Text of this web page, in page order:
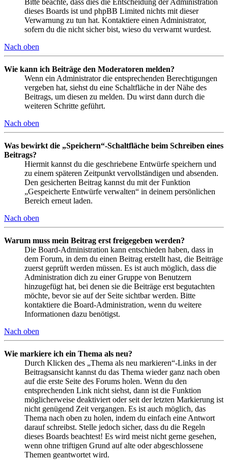
Bitte beachte, dass dies die Entscheidung der Administration
dieses Boards ist und phpBB Limited nichts mit dieser
Verwarnung zu tun hat. Kontaktiere einen Administrator,
sofern du die nicht sicher bist, wieso du verwarnt wurdest.
Nach oben
Wie kann ich Beiträge den Moderatoren melden?
Wenn ein Administrator die entsprechenden Berechtigungen
vergeben hat, siehst du eine Schaltfläche in der Nähe des
Beitrags, um diesen zu melden. Du wirst dann durch die
weiteren Schritte geführt.
Nach oben
Was bewirkt die „Speichern“-Schaltfläche beim Schreiben eines
Beitrags?
Hiermit kannst du die geschriebene Entwürfe speichern und
zu einem späteren Zeitpunkt vervollständigen und absenden.
Den gesicherten Beitrag kannst du mit der Funktion
„Gespeicherte Entwürfe verwalten“ in deinem persönlichen
Bereich erneut laden.
Nach oben
Warum muss mein Beitrag erst freigegeben werden?
Die Board-Administration kann entschieden haben, dass in
dem Forum, in dem du einen Beitrag erstellt hast, die Beiträge
zuerst geprüft werden müssen. Es ist auch möglich, dass die
Administration dich zu einer Gruppe von Benutzern
hinzugefügt hat, bei denen sie die Beiträge erst begutachten
möchte, bevor sie auf der Seite sichtbar werden. Bitte
kontaktiere die Board-Administration, wenn du weitere
Informationen dazu benötigst.
Nach oben
Wie markiere ich ein Thema als neu?
Durch Klicken des „Thema als neu markieren“-Links in der
Beitragsansicht kannst du das Thema wieder ganz nach oben
auf die erste Seite des Forums holen. Wenn du den
entsprechenden Link nicht siehst, dann ist die Funktion
möglicherweise deaktiviert oder seit der letzten Markierung ist
nicht genügend Zeit vergangen. Es ist auch möglich, das
Thema nach oben zu holen, indem du einfach eine Antwort
darauf schreibst. Stelle jedoch sicher, dass du die Regeln
dieses Boards beachtest! Es wird meist nicht gerne gesehen,
wenn ohne triftigen Grund auf alte oder abgeschlossene
Themen geantwortet wird.